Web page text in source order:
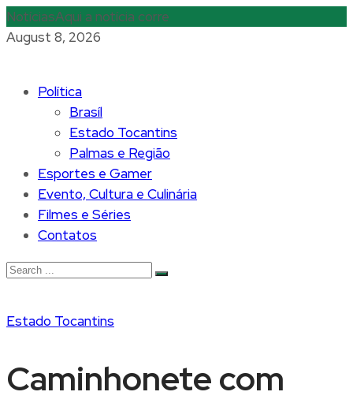
NotíciasAqui a notícia corre
August 8, 2026
Política
Brasíl
Estado Tocantins
Palmas e Região
Esportes e Gamer
Evento, Cultura e Culinária
Filmes e Séries
Contatos
Estado Tocantins
Caminhonete com